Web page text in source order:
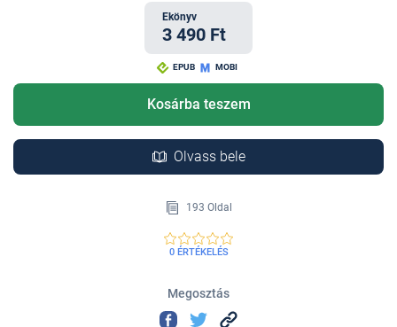
Ekönyv
3 490 Ft
EPUB MOBI
Kosárba teszem
Olvass bele
193 Oldal
0 ÉRTÉKELÉS
Megosztás